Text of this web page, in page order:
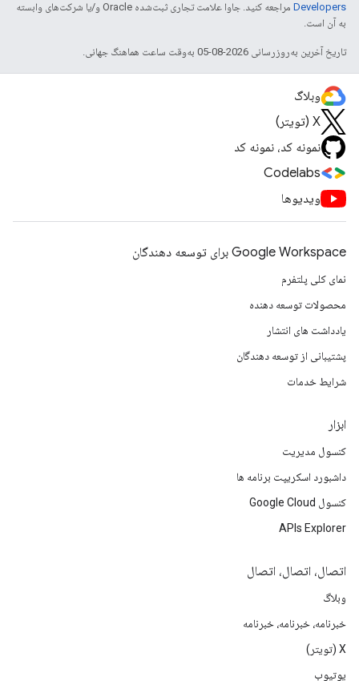
Developers‏
مراجعه کنید. جاوا علامت تجاری ثبت‌شده Oracle و/یا شرکت‌های وابسته
به آن است.
تاریخ آخرین به‌روزرسانی 2026-08-05 به‌وقت ساعت هماهنگ جهانی.
وبلاگ
X (تویتر)
نمونه کد، نمونه کد
Codelabs
ویدیوها
Google Workspace برای توسعه دهندگان
نمای کلی پلتفرم
محصولات توسعه دهنده
یادداشت های انتشار
پشتیبانی از توسعه دهندگان
شرایط خدمات
ابزار
کنسول مدیریت
داشبورد اسکریپت برنامه ها
کنسول Google Cloud
APIs Explorer
اتصال، اتصال، اتصال
وبلاگ
خبرنامه، خبرنامه، خبرنامه
X (تویتر)
یوتیوب